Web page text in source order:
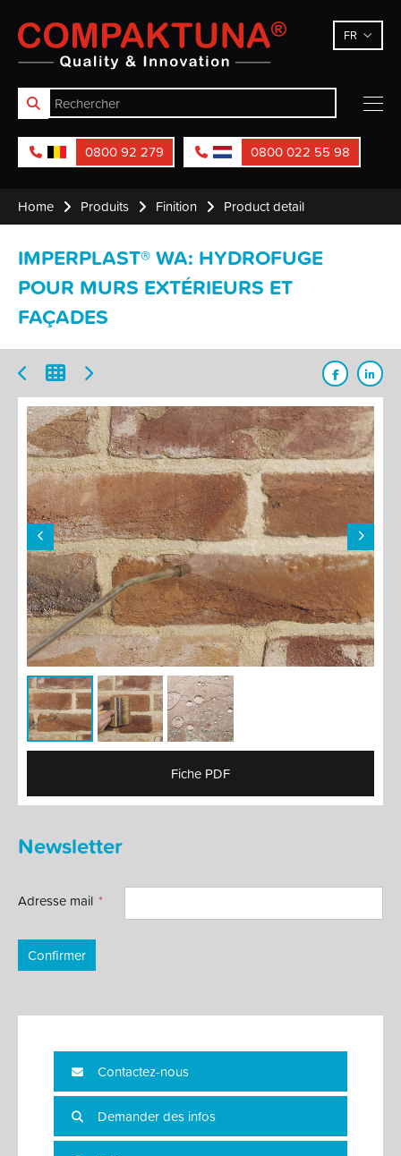
Compaktuna FR
0800 92 279 0800 022 55 98
Home Produits Finition Product detail
IMPERPLAST® WA: HYDROFUGE
POUR MURS EXTÉRIEURS ET
FAÇADES
Fiche PDF
Newsletter
Adresse mail
Confirmer
Contactez-nous
Demander des infos